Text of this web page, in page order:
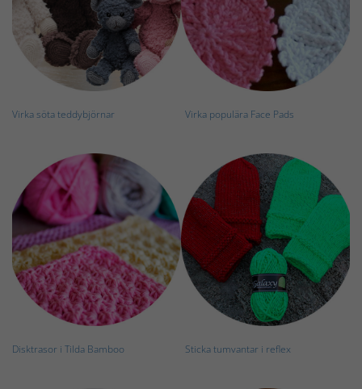
Virka söta teddybjörnar Virka populära Face Pads
Disktrasor i Tilda Bamboo Sticka tumvantar i reflex